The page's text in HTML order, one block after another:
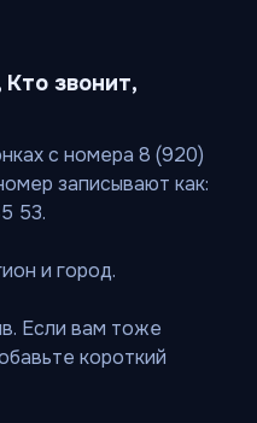
Кто звонит,
с номера 8 (920)
записывают как:
53.
и город.
Если вам тоже
короткий